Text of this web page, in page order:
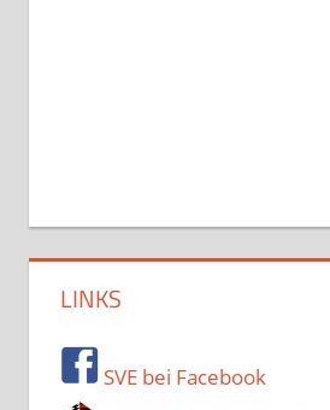
LINKS
SVE bei Facebook